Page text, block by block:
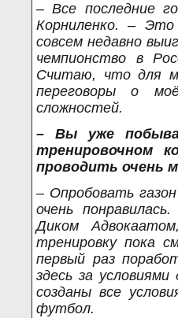
– Все последние
Корниленко. – Это
совсем недавно
чемпионство в
Считаю, что для
переговоры о
сложностей.
– Вы уже
тренировочном
проводить очень
– Опробовать
очень
Диком
тренировку пока
первый раз
здесь за
созданы все
футбол.